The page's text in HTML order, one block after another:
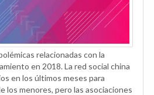
relacionadas con la
en 2018. La red social china
en los últimos meses para
los menores, pero las asociaciones